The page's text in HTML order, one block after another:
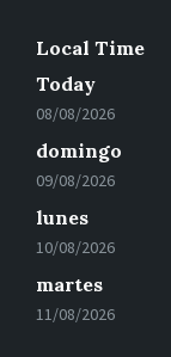
Local Time
Today
08/08/2026
domingo
09/08/2026
lunes
10/08/2026
martes
11/08/2026